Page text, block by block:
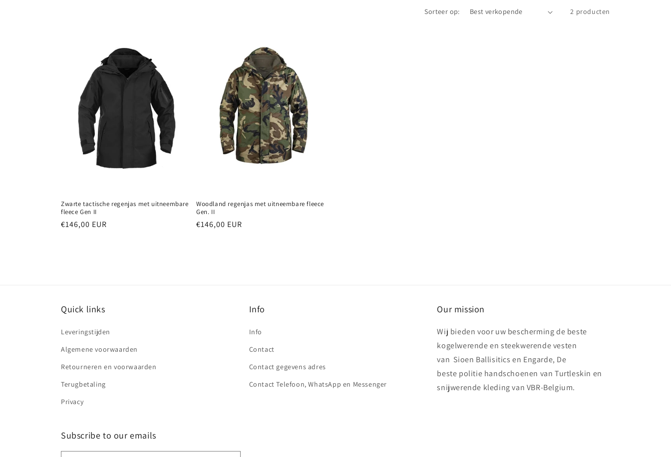
Sorteer op: 2 producten
Zwarte tactische regenjas met uitneembare
fleece Gen II
Normale
€146,00 EUR
Woodland regenjas met uitneembare fleece
Gen. II
Normale
€146,00 EUR
Quick links
Leveringstijden
Algemene voorwaarden
Retourneren en voorwaarden
Terugbetaling
Privacy
Info
Info
Contact
Contact gegevens adres
Contact Telefoon, WhatsApp en Messenger
Our mission
Wij bieden voor uw bescherming de beste
kogelwerende en steekwerende vesten
van Sioen Ballisitics en Engarde, De
beste politie handschoenen van Turtleskin en
snijwerende kleding van VBR-Belgium.
Subscribe to our emails